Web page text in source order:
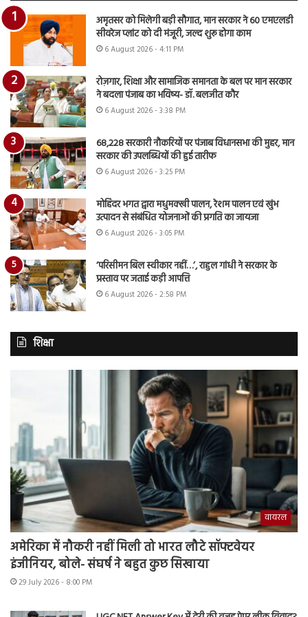
अमृतसर को मिलेगी बड़ी सौगात, मान सरकार ने 60 एमएलडी
सीवरेज प्लांट को दी मंजूरी, जल्द शुरू होगा काम
6 August 2026 - 4:11 PM
रोज़गार, शिक्षा और सामाजिक समानता के बल पर मान सरकार
ने बदला पंजाब का भविष्य- डॉ. बलजीत कौर
6 August 2026 - 3:38 PM
68,228 सरकारी नौकरियों पर पंजाब विधानसभा की मुहर, मान
सरकार की उपलब्धियों की हुई तारीफ
6 August 2026 - 3:25 PM
मोहिंदर भगत द्वारा मधुमक्खी पालन, रेशम पालन एवं खुंभ
उत्पादन से संबंधित योजनाओं की प्रगति का जायजा
6 August 2026 - 3:05 PM
‘परिसीमन बिल स्वीकार नहीं…’, राहुल गांधी ने सरकार के
प्रस्ताव पर जताई कड़ी आपत्ति
6 August 2026 - 2:58 PM
शिक्षा
वायरल
अमेरिका में नौकरी नहीं मिली तो भारत लौटे सॉफ्टवेयर
इंजीनियर, बोले- संघर्ष ने बहुत कुछ सिखाया
29 July 2026 - 8:00 PM